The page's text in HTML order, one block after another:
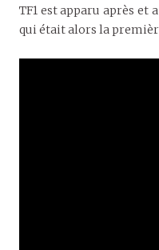
TF1 est apparu après et
qui était alors la